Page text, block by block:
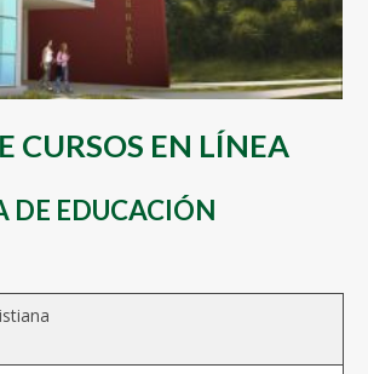
CURSOS EN LÍNEA
DE EDUCACIÓN